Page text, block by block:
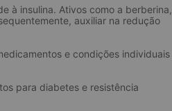
à insulina. Ativos como a berberina,
auxiliar na redução
e condições individuais
para diabetes e resistência